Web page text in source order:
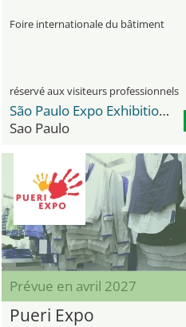
Foire internationale du bâtiment
réservé aux visiteurs professionnels
São Paulo Expo Exhibition & Convention Center
Sao Paulo
Prévue en avril 2027
Pueri Expo